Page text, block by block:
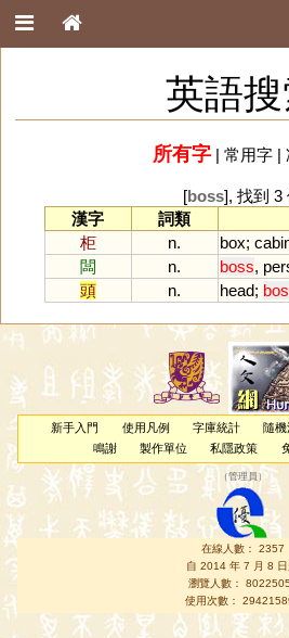
英語
所有字| 常用字|
[boss], 找到 3
漢字
詞類
柜
n. box;
闆
n. boss,
頭
n. head;
新手入門 使用凡例 字庫統計 隨
鳴謝
製作單位 私隱政策
（管理員 ）
在線人數： 2357
自 2014 年 7 月 8 日
瀏覽人數：
使用次數：